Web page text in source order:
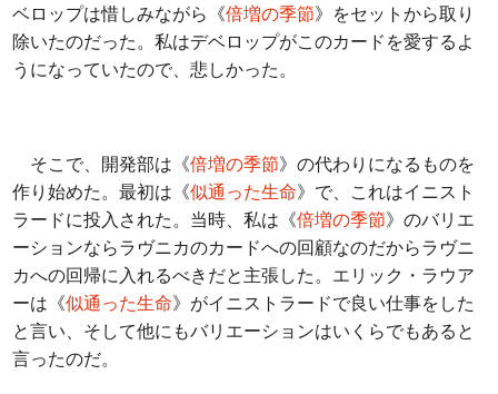
ベロップは惜しみながら《倍増の季節》をセットから取り
除いたのだった。私はデベロップがこのカードを愛するよ
うになっていたので、悲しかった。
そこで、開発部は《倍増の季節》の代わりになるものを
作り始めた。最初は《似通った生命》で、これはイニスト
ラードに投入された。当時、私は《倍増の季節》のバリエ
ーションならラヴニカのカードへの回顧なのだからラヴニ
カへの回帰に入れるべきだと主張した。エリック・ラウア
ーは《似通った生命》がイニストラードで良い仕事をした
と言い、そして他にもバリエーションはいくらでもあると
言ったのだ。